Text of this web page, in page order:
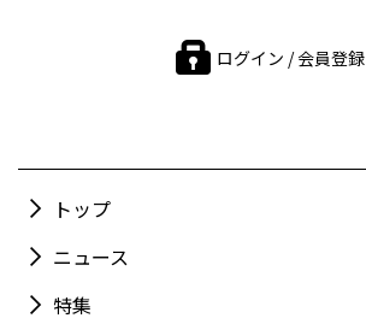
ログイン / 会員登録
トップ
ニュース
特集